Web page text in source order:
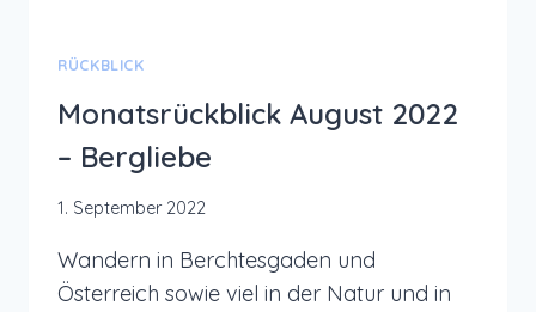
RÜCKBLICK
Monatsrückblick August 2022
– Bergliebe
1. September 2022
Wandern in Berchtesgaden und
Österreich sowie viel in der Natur und in